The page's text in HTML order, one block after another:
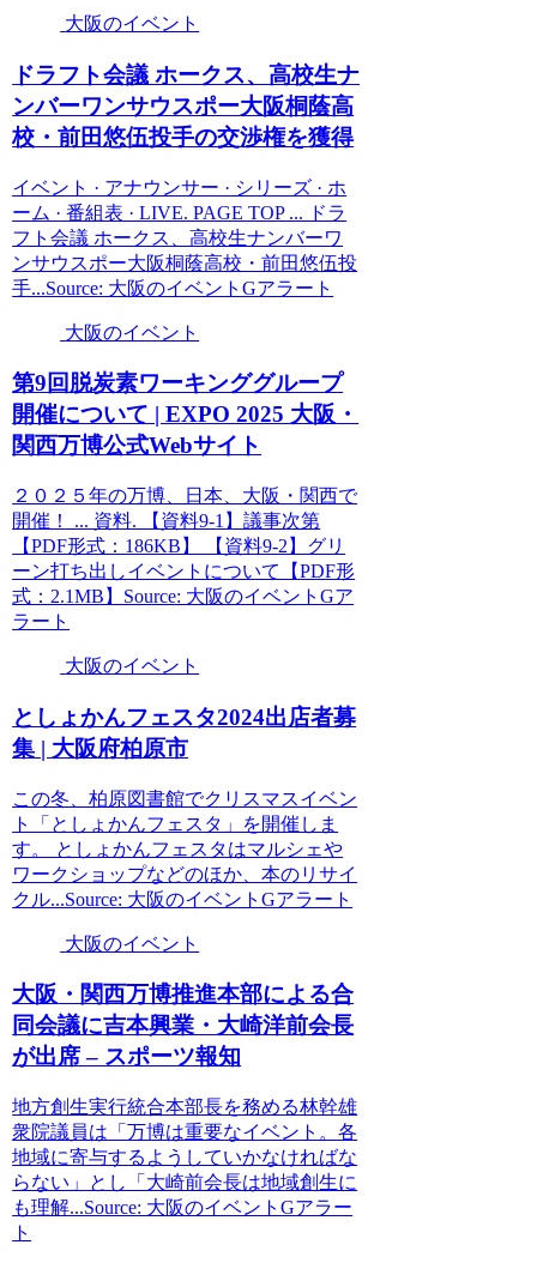
大阪のイベント
ドラフト会議 ホークス、高校生ナ
ンバーワンサウスポー大阪桐蔭高
校・前田悠伍投手の交渉権を獲得
イベント · アナウンサー · シリーズ · ホ
ーム · 番組表 · LIVE. PAGE TOP ... ドラ
フト会議 ホークス、高校生ナンバーワ
ンサウスポー大阪桐蔭高校・前田悠伍投
手...Source: 大阪のイベントGアラート
大阪のイベント
第9回脱炭素ワーキンググループ
開催について | EXPO 2025 大阪 ・
関西万博公式Webサイト
２０２５年の万博、日本、大阪・関西で
開催！ ... 資料. 【資料9-1】議事次第
【PDF形式：186KB】 【資料9-2】グリ
ーン打ち出しイベントについて【PDF形
式：2.1MB】Source: 大阪のイベントGア
ラート
大阪のイベント
としょかんフェスタ2024出店者募
集 | 大阪府柏原市
この冬、柏原図書館でクリスマスイベン
ト「としょかんフェスタ」を開催しま
す。 としょかんフェスタはマルシェや
ワークショップなどのほか、本のリサイ
クル...Source: 大阪のイベントGアラート
大阪のイベント
大阪 ・関西万博推進本部による合
同会議に吉本興業・大崎洋前会長
が出席 – スポーツ報知
地方創生実行統合本部長を務める林幹雄
衆院議員は「万博は重要なイベント。各
地域に寄与するようしていかなければな
らない」とし「大崎前会長は地域創生に
も理解...Source: 大阪のイベントGアラー
ト